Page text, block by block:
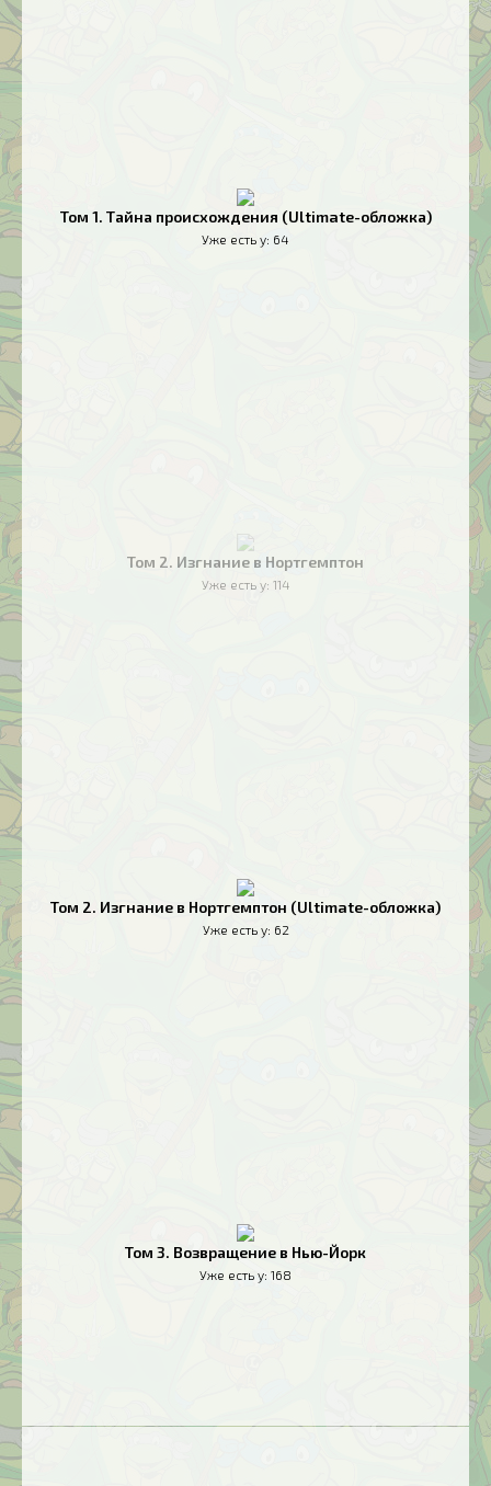
Том 1. Тайна происхождения (Ultimate-обложка)
Уже есть у: 64
Том 2. Изгнание в Нортгемптон
Уже есть у: 114
Том 2. Изгнание в Нортгемптон (Ultimate-обложка)
Уже есть у: 62
Том 3. Возвращение в Нью-Йорк
Уже есть у: 168